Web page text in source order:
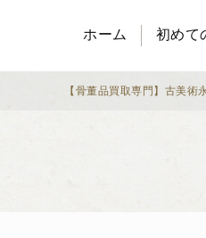
ホーム 初めて
【骨董品買取専門】古美術